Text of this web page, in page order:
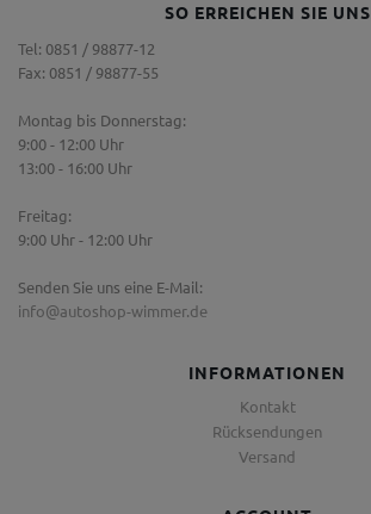
SO ERREICHEN SIE UNS
Tel: 0851 / 98877-12
Fax: 0851 / 98877-55
Montag bis Donnerstag:
9:00 - 12:00 Uhr
13:00 - 16:00 Uhr
Freitag:
9:00 Uhr - 12:00 Uhr
Senden Sie uns eine E-Mail:
info@autoshop-wimmer.de
INFORMATIONEN
Kontakt
Rücksendungen
Versand